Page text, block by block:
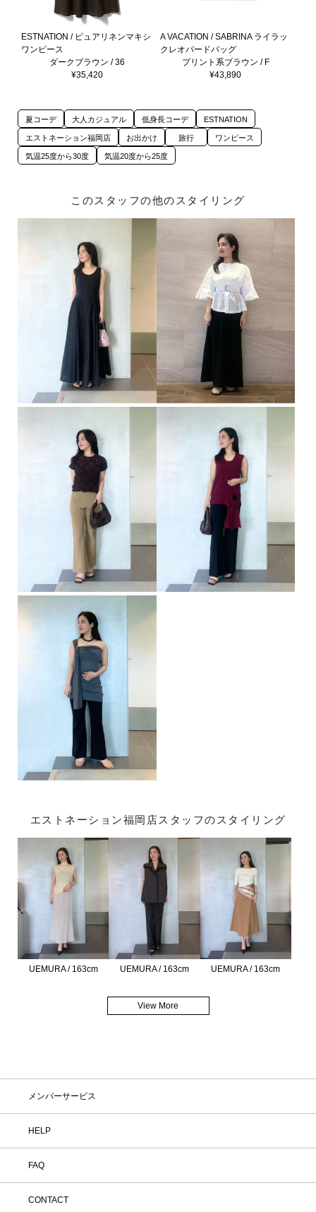
ESTNATION / ピュアリネンマキシ
ワンピース
ダークブラウン / 36
¥35,420
A VACATION / SABRINA ライラッ
クレオパードバッグ
プリント系ブラウン / F
¥43,890
夏コーデ 大人カジュアル 低身長コーデ ESTNATION
エストネーション福岡店 お出かけ 旅行 ワンピース
気温25度から30度 気温20度から25度
このスタッフの他のスタイリング
エストネーション福岡店スタッフのスタイリング
UEMURA / 163cm UEMURA / 163cm UEMURA / 163cm
View More
メンバーサービス
HELP
FAQ
CONTACT